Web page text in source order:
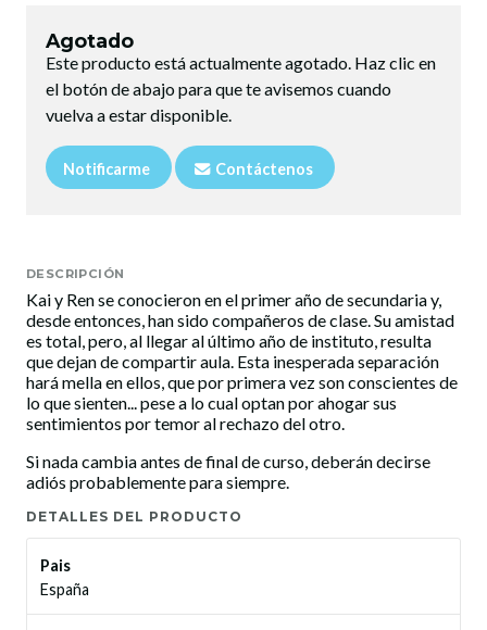
Agotado
Este producto está actualmente agotado. Haz clic en
el botón de abajo para que te avisemos cuando
vuelva a estar disponible.
Notificarme Contáctenos
DESCRIPCIÓN
Kai y Ren se conocieron en el primer año de secundaria y,
desde entonces, han sido compañeros de clase. Su amistad
es total, pero, al llegar al último año de instituto, resulta
que dejan de compartir aula. Esta inesperada separación
hará mella en ellos, que por primera vez son conscientes de
lo que sienten... pese a lo cual optan por ahogar sus
sentimientos por temor al rechazo del otro.
Si nada cambia antes de final de curso, deberán decirse
adiós probablemente para siempre.
DETALLES DEL PRODUCTO
Pais
España